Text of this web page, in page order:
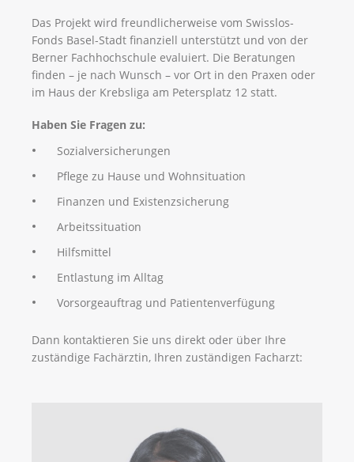
Das Projekt wird freundlicherweise vom Swisslos-
Fonds Basel-Stadt finanziell unterstützt und von der
Berner Fachhochschule evaluiert. Die Beratungen
finden – je nach Wunsch – vor Ort in den Praxen oder
im Haus der Krebsliga am Petersplatz 12 statt.
Haben Sie Fragen zu:
Sozialversicherungen
Pflege zu Hause und Wohnsituation
Finanzen und Existenzsicherung
Arbeitssituation
Hilfsmittel
Entlastung im Alltag
Vorsorgeauftrag und Patientenverfügung
Dann kontaktieren Sie uns direkt oder über Ihre
zuständige Fachärztin, Ihren zuständigen Facharzt: